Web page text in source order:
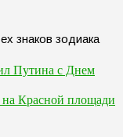
Путина с Днем
Красной площади